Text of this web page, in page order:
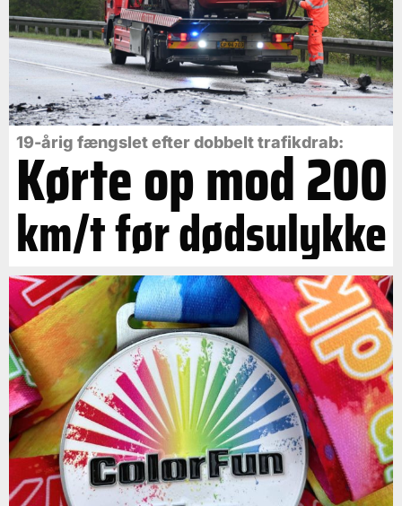
19-årig fængslet efter dobbelt trafikdrab:
Kørte op mod 200
km/t før dødsulykke